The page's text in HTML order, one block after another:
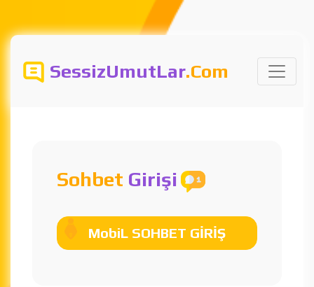
SessizUmutLar.Com
Sohbet Girişi
MobiL SOHBET GİRİŞ